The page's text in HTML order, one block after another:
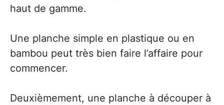
haut de gamme.
Une planche simple en plastique ou en
bambou peut très bien faire l’affaire pour
commencer.
Deuxièmement, une planche à découper à